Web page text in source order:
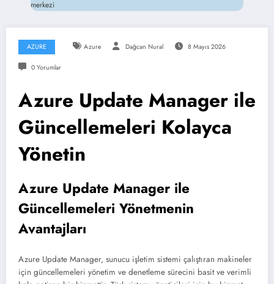
AZURE Azure Dağcan Nural 8 Mayıs 2026
0 Yorumlar
Azure Update Manager ile
Güncellemeleri Kolayca
Yönetin
Azure Update Manager ile
Güncellemeleri Yönetmenin
Avantajları
Azure Update Manager, sunucu işletim sistemi çalıştıran makineler
için güncellemeleri yönetim ve denetleme sürecini basit ve verimli